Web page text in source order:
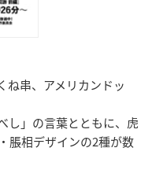
ね串、アメリカンドッ
し」の言葉とともに、虎
脹相デザインの2種が数